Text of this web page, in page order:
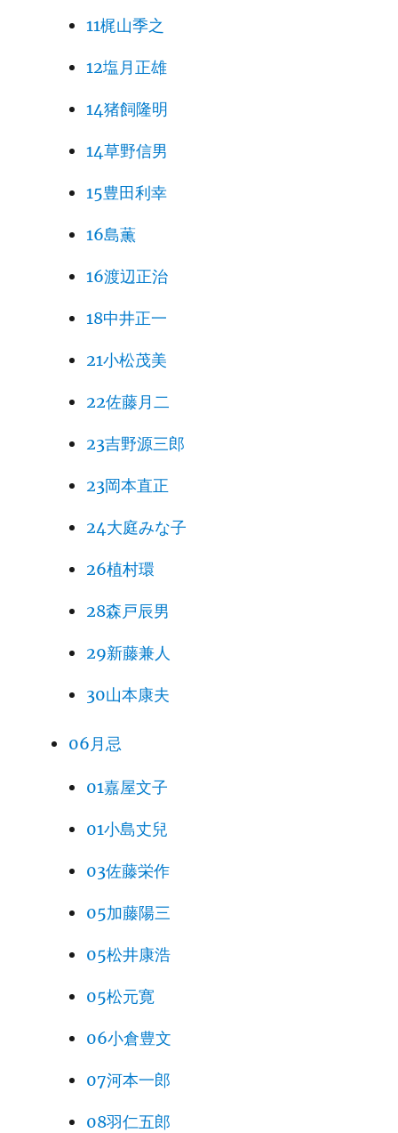
11梶山季之
12塩月正雄
14猪飼隆明
14草野信男
15豊田利幸
16島薫
16渡辺正治
18中井正一
21小松茂美
22佐藤月二
23吉野源三郎
23岡本直正
24大庭みな子
26植村環
28森戸辰男
29新藤兼人
30山本康夫
06月忌
01嘉屋文子
01小島丈兒
03佐藤栄作
05加藤陽三
05松井康浩
05松元寛
06小倉豊文
07河本一郎
08羽仁五郎